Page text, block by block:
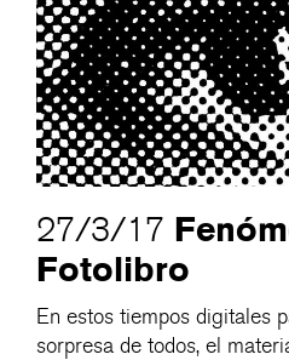
27/3/17
Fotolibro
En estos tiempos digitales
sorpresa de todos, el